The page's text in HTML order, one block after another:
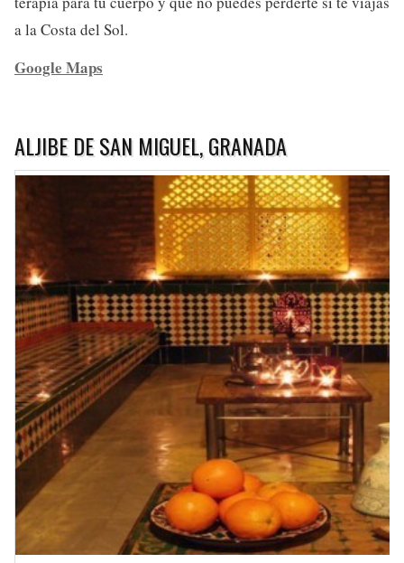
a la Costa del Sol.
Google Maps
ALJIBE DE SAN MIGUEL, GRANADA